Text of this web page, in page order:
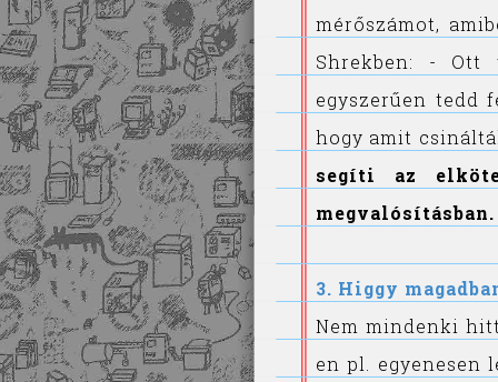
mérőszámot,
Shrekben: - Ott
egyszerűen tedd
hogy amit
segíti az
megvalósításban.
3. Higgy
Nem mindenki
en pl. egyenesen